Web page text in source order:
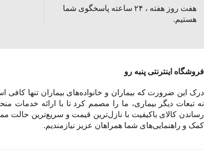
هفت روز هفته ، ۲۴ ساعته پاسخگوی شما
هستیم.
فروشگاه اینترنتی پنبه رو
درک این ضرورت که بیماران و خانواده‌های بیماران تنها کافی
نه تبعات دیگر بیماری، ما را مصمم کرد تا با ارائه خدمات
رساندن کالای باکیفیت با نازل‌ترین قیمت و سریع‌ترین حالت
کمک و راهنمایی‌های شما همراهان عزیز نیازمندیم.